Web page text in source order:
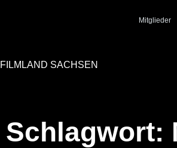
Mitglieder
FILMLAND SACHSEN
Schlagwort: